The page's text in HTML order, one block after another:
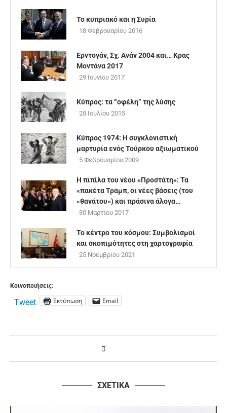
Το κυπριακό και η Συρία
18 Φεβρουαρίου 2016
Ερντογάν, Σχ. Ανάν 2004 και… Κρας
Μοντάνα 2017
29 Ιουνίου 2017
Κύπρος: τα “οφέλη” της λύσης
20 Ιουλίου 2015
Κύπρος 1974: Η συγκλονιστική
μαρτυρία ενός Τούρκου αξιωματικού
5 Φεβρουαρίου 2009
Η πιπίλα του νέου «Προστάτη»: Τα
«πακέτα Τραμπ, οι νέες βάσεις (του
«θανάτου») και πράσινα άλογα…
30 Μαρτίου 2017
Το κέντρο του κόσμου: Συμβολισμοί
και σκοπιμότητες στη χαρτογραφία
25 Νοεμβρίου 2021
Κοινοποιήσεις:
Tweet Εκτύπωση Email
ΣΧΕΤΙΚΑ